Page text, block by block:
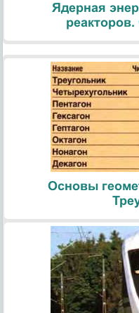
Ядерная
Основы